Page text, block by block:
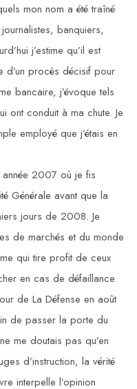
mon nom a été traîné
banquiers,
j’estime qu’il est
d’un procès décisif pour
bancaire, j’évoque tels
ont conduit à ma chute. Je
employé que j’étais en
année 2007 où je fis
Générale avant que la
jours de 2008. Je
de marchés et du monde
qui tire profit de ceux
en cas de défaillance.
de La Défense en août
de passer la porte du
me doutais pas qu’en
d’instruction, la vérité
interpelle l’opinion